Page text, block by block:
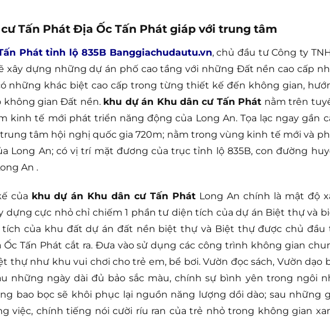
Tấn Phát Địa Ốc Tấn Phát giáp với trung tâm
Phát tỉnh lộ 835B Banggiachudautu.vn, chủ đầu tư Công ty
xây dựng những dự án phố cao tầng với những Đất nền cao cấp
những khác biệt cao cấp trong từng thiết kế đến không gian,
không gian Đất nền. khu dự án Khu dân cư Tấn Phát nằm trên
kinh tế mới phát triển năng động của Long An. Tọa lạc ngay gần
trung tâm hội nghị quốc gia 720m; nằm trong vùng kinh tế mới và
Long An; có vị trí mặt đương của trục tỉnh lộ 835B, con đường
An .
của khu dự án Khu dân cư Tấn Phát Long An chính là mật độ
dựng cực nhỏ chỉ chiếm 1 phần tư diện tích của dự án Biệt thự và
tích của khu đất dự án đất nền biệt thự và Biệt thự được chủ đầu
Ốc Tấn Phát cắt ra. Đưa vào sử dụng các công trình không gian
thự như khu vui chơi cho trẻ em, bể bơi. Vườn đọc sách, Vườn dạo
những ngày dài đủ bảo sắc màu, chính sự bình yên trong ngôi
bao bọc sẽ khôi phục lại nguồn năng lượng dồi dào; sau những
việc, chính tiếng nói cười ríu ran của trẻ nhỏ trong không gian